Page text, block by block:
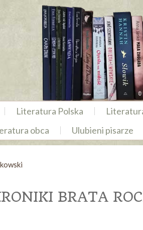
Literatura Polska
obca Ulubieni pisarze
BRATA